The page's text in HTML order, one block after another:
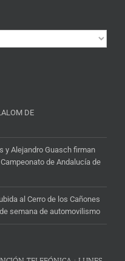
DE
y Alejandro Guasch firman
de Andalucía de
al Cerro de los Cañones
semana de automovilismo